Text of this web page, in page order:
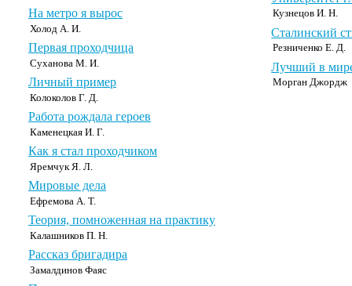
На метро я вырос
Холод А. И.
Первая проходчица
Суханова М. И.
Личный пример
Колоколов Г. Д.
Работа рождала героев
Каменецкая И. Г.
Как я стал проходчиком
Яремчук Я. Л.
Мировые дела
Ефремова А. Т.
Теория, помноженная на практику
Калашников П. Н.
Рассказ бригадира
Замалдинов Фаяс
Кузнецов И. Н.
Сталинский
Резниченко Е. Д.
Лучший в
Морган Джордж